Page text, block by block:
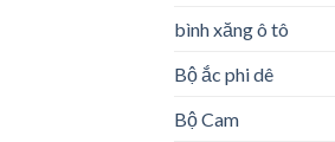
bình xăng ô tô
Bộ ắc phi dê
Bộ Cam